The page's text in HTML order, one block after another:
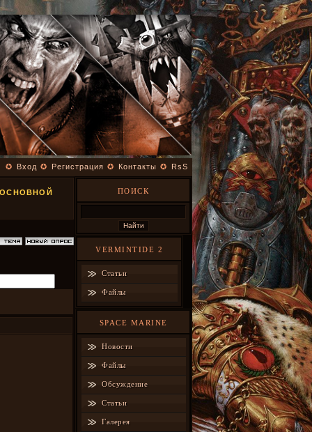
✪ Вход ✪ Регистрация ✪ Контакты ✪ RsS
ОСНОВНОЙ ПОИСК
VERMINTIDE 2
Статьи
Файлы
SPACE MARINE
Новости
Файлы
Обсуждение
Статьи
Галерея